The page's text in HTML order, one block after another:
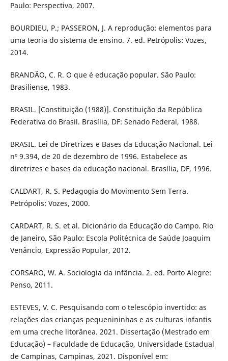
Paulo: Perspectiva, 2007.
BOURDIEU, P.; PASSERON, J. A reprodução: elementos para
uma teoria do sistema de ensino. 7. ed. Petrópolis: Vozes,
2014.
BRANDÃO, C. R. O que é educação popular. São Paulo:
Brasiliense, 1983.
BRASIL. [Constituição (1988)]. Constituição da República
Federativa do Brasil. Brasília, DF: Senado Federal, 1988.
BRASIL. Lei de Diretrizes e Bases da Educação Nacional. Lei
nº 9.394, de 20 de dezembro de 1996. Estabelece as
diretrizes e bases da educação nacional. Brasília, DF, 1996.
CALDART, R. S. Pedagogia do Movimento Sem Terra.
Petrópolis: Vozes, 2000.
CARDART, R. S. et al. Dicionário da Educação do Campo. Rio
de Janeiro, São Paulo: Escola Politécnica de Saúde Joaquim
Venâncio, Expressão Popular, 2012.
CORSARO, W. A. Sociologia da infância. 2. ed. Porto Alegre:
Penso, 2011.
ESTEVES, V. C. Pesquisando com o telescópio invertido: as
relações das crianças pequenininhas e as culturas infantis
em uma creche litorânea. 2021. Dissertação (Mestrado em
Educação) – Faculdade de Educação, Universidade Estadual
de Campinas, Campinas, 2021. Disponível em: